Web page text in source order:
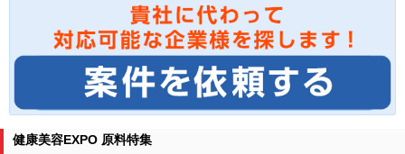
健康美容EXPO 原料特集